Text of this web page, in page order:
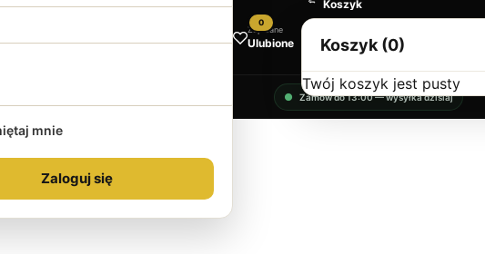
Koszyk
Koszyk (0)
Twój koszyk jest pusty
0
Zapisane
Ulubione
mnie
Zamów do 13:00 — wysyłka dzisiaj